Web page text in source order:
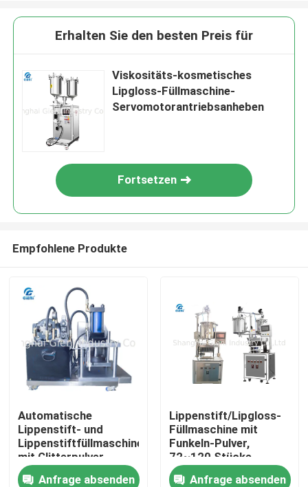
Erhalten Sie den besten Preis für
Viskositäts-kosmetisches
Lipgloss-Füllmaschine-
Servomotorantriebsanheben
Fortsetzen
Empfohlene Produkte
Automatische
Lippenstift- und
Lippenstiftfüllmaschine
mit Glitterpulver
Suspensionsystem
Anfrage absenden
Lippenstift/Lipgloss-
Füllmaschine mit
Funkeln-Pulver,
72~120 Stücke
Kapazitäts-
Anfrage absenden